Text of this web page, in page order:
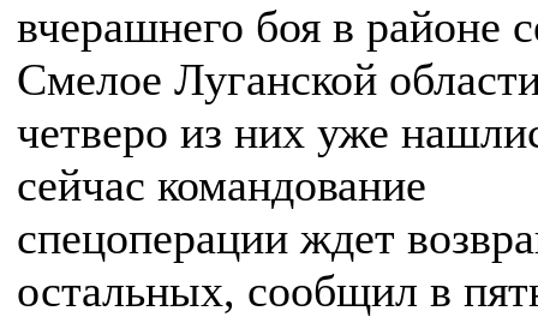
вчерашнего боя в районе
Смелое Луганской
четверо из них уже
сейчас командование
спецоперации ждет
остальных, сообщил в